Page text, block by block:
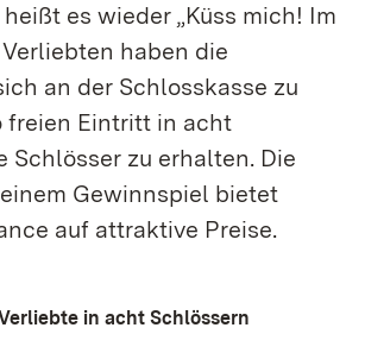
es wieder „Küss mich! Im
haben die
an der Schlosskasse zu
freien Eintritt in acht
Schlösser zu erhalten. Die
Gewinnspiel bietet
auf attraktive Preise.
in acht Schlössern